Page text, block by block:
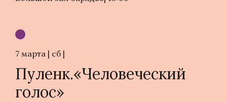
7 марта | cб |
Пуленк.«Человеческий
голос»